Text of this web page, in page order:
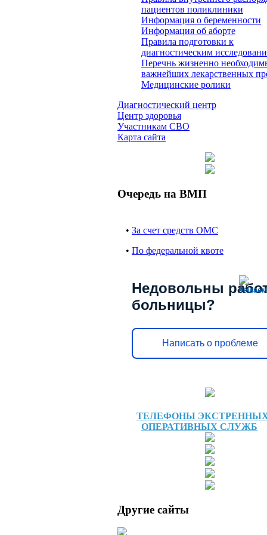
пациентов поликлиники
Информация о беременности
Информация об аборте
Правила подготовки к
диагностическим
Перечнь жизненно
важнейших лекарственных
Медицинские ролики
Диагностический центр
Центр здоровья
Участникам СВО
Карта сайта
Очередь на ВМП
• За счет средств ОМС
• По федеральной квоте
Недовольны
больницы?
Написать о проблеме
ТЕЛЕФОНЫ
ОПЕРАТИВНЫХ СЛУЖБ
Другие сайты